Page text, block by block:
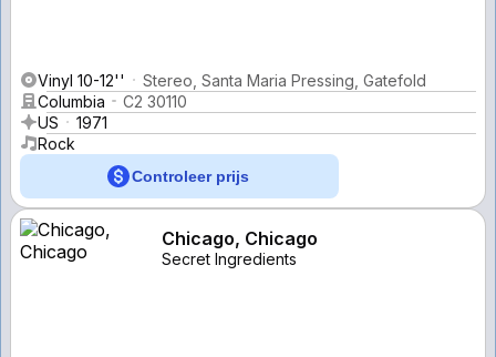
Vinyl 10-12''
Stereo, Santa Maria Pressing, Gatefold
Columbia
C2 30110
US
1971
Rock
Controleer prijs
Chicago, Chicago
Secret Ingredients